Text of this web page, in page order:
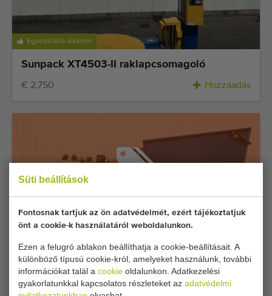
Süti beállítások
Fontosnak tartjuk az ön adatvédelmét, ezért tájékoztatjuk
önt a cookie-k használatáról weboldalunkon.
Ezen a felugró ablakon beállíthatja a cookie-beállításait. A
különböző típusú cookie-król, amelyeket használunk, további
információkat talál a cookie oldalunkon. Adatkezelési
gyakorlatunkkal kapcsolatos részleteket az adatvédelmi
Egyedülálló alkalom
Sunpack XT4503-II raklapcsomagoló
€ 2.750 Hozzáadás
Foglalás alapján eladó
Weterings BIO CHOPPER Super Chopper
Compact terményaprító üvegházakhoz